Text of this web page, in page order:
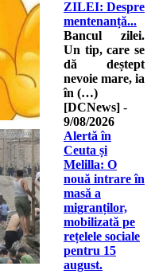
ZILEI: Despre
mentenanță...
Bancul zilei.
Un tip, care se
dă deștept
nevoie mare, ia
în (…)
[DCNews] -
9/08/2026
Alertă în
Ceuta și
Melilla: O
nouă intrare în
masă a
migranților,
mobilizată pe
rețelele sociale
pentru 15
august.